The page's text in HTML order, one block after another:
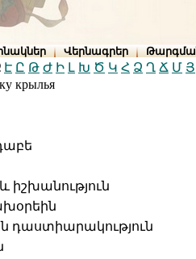
Վերնագրեր
Է Ը Թ Ժ Ի Լ Խ Ծ Կ Հ Ձ Ղ Ճ Մ Յ
крылья
իշխանություն
դաստիարակություն